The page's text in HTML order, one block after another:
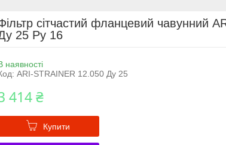
сітчастий фланцевий чавунний
25 Ру 16
наявності
ARI-STRAINER 12.050 Ду 25
414 ₴
Купити